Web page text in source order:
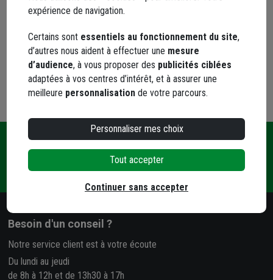
Choisir une agence pour vérifier le stock
Livraison disponible
Livraison
et retrait
Une
question
Paiement
sécurisé
Besoin d'un conseil ?
Notre service client est à votre écoute
Du lundi au jeudi
de 8h à 12h et de 13h30 à 17h
expérience de navigation.
Certains sont essentiels au fonctionnement du site,
d’autres nous aident à effectuer une mesure
d’audience, à vous proposer des publicités ciblées
adaptées à vos centres d’intérêt, et à assurer une
meilleure personnalisation de votre parcours.
Personnaliser mes choix
Tout accepter
Continuer sans accepter